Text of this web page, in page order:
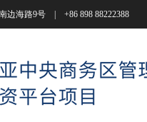
边海路9号 | +86 898 88222388